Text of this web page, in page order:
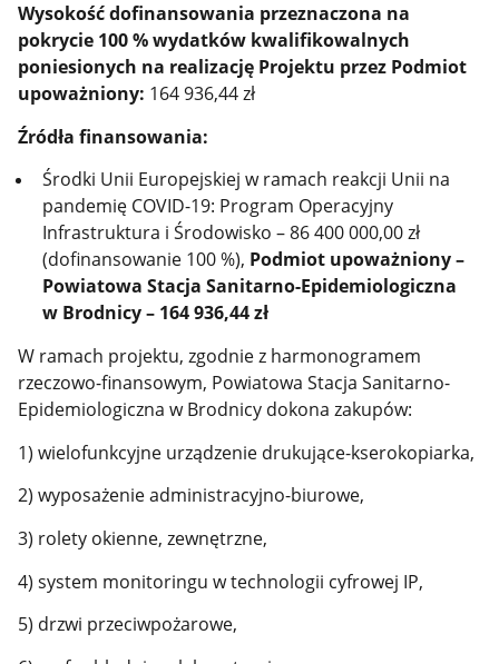
Wysokość dofinansowania przeznaczona na
pokrycie 100 % wydatków kwalifikowalnych
poniesionych na realizację Projektu przez Podmiot
upoważniony: 164 936,44 zł
Źródła finansowania:
Środki Unii Europejskiej w ramach reakcji Unii na
pandemię COVID-19: Program Operacyjny
Infrastruktura i Środowisko – 86 400 000,00 zł
(dofinansowanie 100 %), Podmiot upoważniony –
Powiatowa Stacja Sanitarno-Epidemiologiczna
w Brodnicy – 164 936,44 zł
W ramach projektu, zgodnie z harmonogramem
rzeczowo-finansowym, Powiatowa Stacja Sanitarno-
Epidemiologiczna w Brodnicy dokona zakupów:
1) wielofunkcyjne urządzenie drukujące-kserokopiarka,
2) wyposażenie administracyjno-biurowe,
3) rolety okienne, zewnętrzne,
4) system monitoringu w technologii cyfrowej IP,
5) drzwi przeciwpożarowe,